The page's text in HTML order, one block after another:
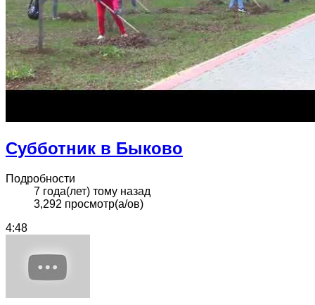
Субботник в Быково
Подробности
7 года(лет) тому назад
3,292 просмотр(а/ов)
4:48